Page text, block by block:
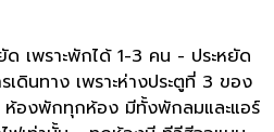
เพราะพักได้ 1-3 คน - ประหยัด
ดินทาง เพราะห่างประตูที่ 3 ของ
องพักทุกห้อง มีทั้งพักลมและแอร์